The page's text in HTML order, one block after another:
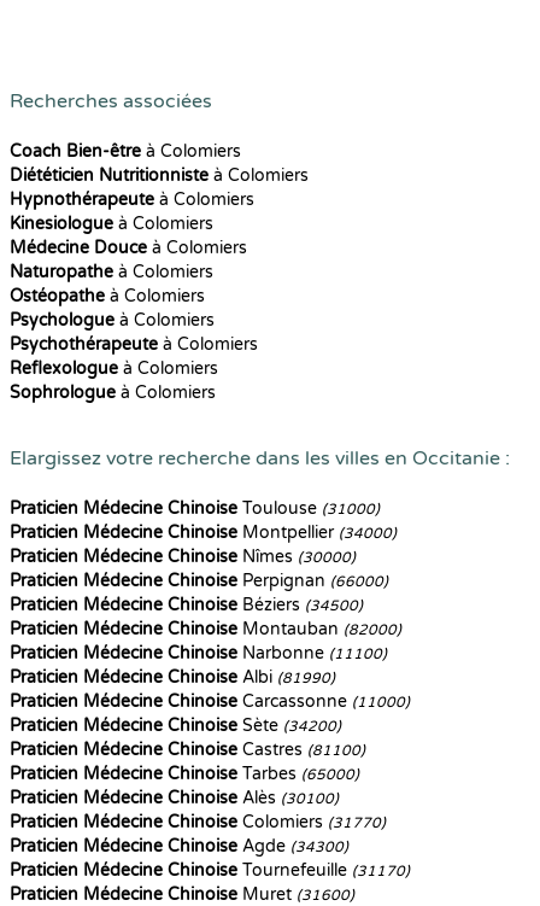
Recherches associées
Coach Bien-être à Colomiers
Diététicien Nutritionniste à Colomiers
Hypnothérapeute à Colomiers
Kinesiologue à Colomiers
Médecine Douce à Colomiers
Naturopathe à Colomiers
Ostéopathe à Colomiers
Psychologue à Colomiers
Psychothérapeute à Colomiers
Reflexologue à Colomiers
Sophrologue à Colomiers
Elargissez votre recherche dans les villes en Occitanie :
Praticien Médecine Chinoise Toulouse (31000)
Praticien Médecine Chinoise Montpellier (34000)
Praticien Médecine Chinoise Nîmes (30000)
Praticien Médecine Chinoise Perpignan (66000)
Praticien Médecine Chinoise Béziers (34500)
Praticien Médecine Chinoise Montauban (82000)
Praticien Médecine Chinoise Narbonne (11100)
Praticien Médecine Chinoise Albi (81990)
Praticien Médecine Chinoise Carcassonne (11000)
Praticien Médecine Chinoise Sète (34200)
Praticien Médecine Chinoise Castres (81100)
Praticien Médecine Chinoise Tarbes (65000)
Praticien Médecine Chinoise Alès (30100)
Praticien Médecine Chinoise Colomiers (31770)
Praticien Médecine Chinoise Agde (34300)
Praticien Médecine Chinoise Tournefeuille (31170)
Praticien Médecine Chinoise Muret (31600)